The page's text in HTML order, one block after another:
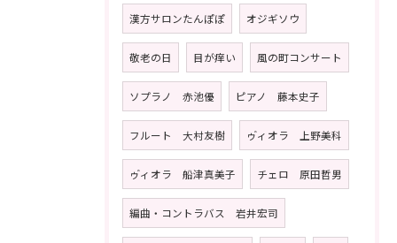
漢方サロンたんぽぽ オジギソウ
敬老の日 目が痒い 風の町コンサート
ソプラノ 赤池優 ピアノ 藤本史子
フルート 大村友樹 ゥ゙ィオラ 上野美科
ゥ゙ィオラ 船津真美子 チェロ 原田哲男
編曲・コントラバス 岩井宏司